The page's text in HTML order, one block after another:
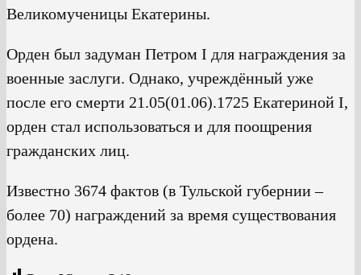
Великомученицы Екатерины.
Орден был задуман Петром I для награждения за
военные заслуги. Однако, учреждённый уже
после его смерти 21.05(01.06).1725 Екатериной I,
орден стал использоваться и для поощрения
гражданских лиц.
Известно 3674 фактов (в Тульской губернии –
более 70) награждений за время существования
ордена.